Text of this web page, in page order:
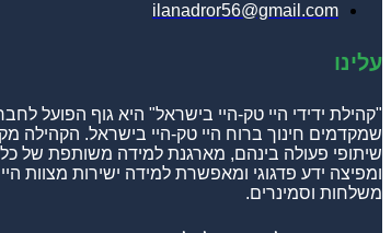
ilanadror56@gmail.com
עלינו
"קהילת ידידי היי טק-היי בישראל" היא גוף הפועל
שמקדמים חינוך ברוח היי טק-היי בישראל. הקהילה
שיתופי פעולה בינהם, מארגנת למידה משותפת של
ומפיצה ידע פדגוגי ומאפשרת למידה ישירות מצוות
משלחות וסמינרים.